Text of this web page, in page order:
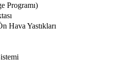
Programı)
Hava Yastıkları